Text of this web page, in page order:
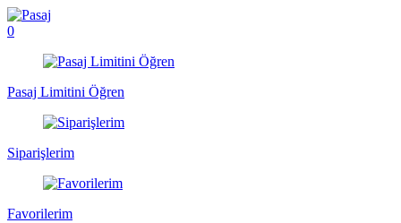
0
Pasaj Limitini Öğren
Siparişlerim
Favorilerim